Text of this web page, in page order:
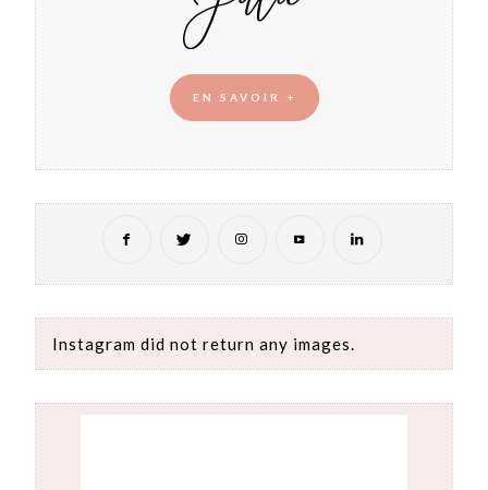
EN SAVOIR +
Instagram did not return any images.